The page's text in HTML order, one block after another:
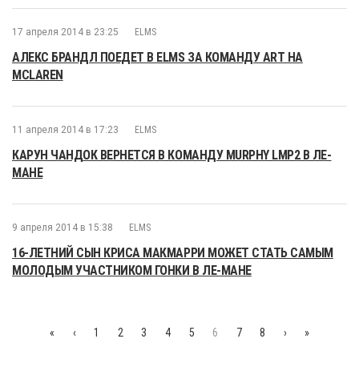
17 апреля 2014 в 23:25 ELMS
АЛЕКС БРАНДЛ ПОЕДЕТ В ELMS ЗА КОМАНДУ ART НА
MCLAREN
11 апреля 2014 в 17:23 ELMS
КАРУН ЧАНДОК ВЕРНЕТСЯ В КОМАНДУ MURPHY LMP2 В ЛЕ-
МАНЕ
9 апреля 2014 в 15:38 ELMS
16-ЛЕТНИЙ СЫН КРИСА МАКМАРРИ МОЖЕТ СТАТЬ САМЫМ
МОЛОДЫМ УЧАСТНИКОМ ГОНКИ В ЛЕ-МАНЕ
« ‹ 1 2 3 4 5 6 7 8 › »